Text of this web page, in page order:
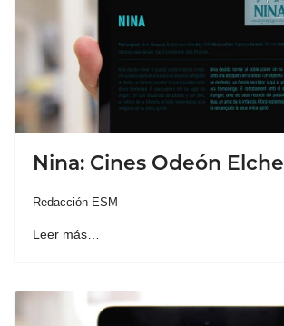
Nina: Cines Odeón Elche
Redacción ESM
Leer más…